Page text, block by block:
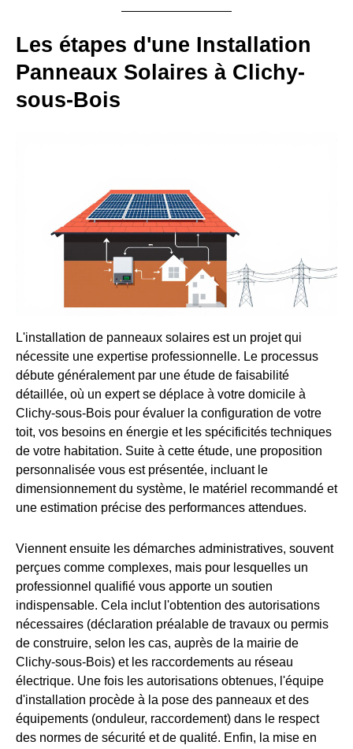
Les étapes d'une Installation
Panneaux Solaires à Clichy-
sous-Bois
L'installation de panneaux solaires est un projet qui
nécessite une expertise professionnelle. Le processus
débute généralement par une étude de faisabilité
détaillée, où un expert se déplace à votre domicile à
Clichy-sous-Bois pour évaluer la configuration de votre
toit, vos besoins en énergie et les spécificités techniques
de votre habitation. Suite à cette étude, une proposition
personnalisée vous est présentée, incluant le
dimensionnement du système, le matériel recommandé et
une estimation précise des performances attendues.
Viennent ensuite les démarches administratives, souvent
perçues comme complexes, mais pour lesquelles un
professionnel qualifié vous apporte un soutien
indispensable. Cela inclut l'obtention des autorisations
nécessaires (déclaration préalable de travaux ou permis
de construire, selon les cas, auprès de la mairie de
Clichy-sous-Bois) et les raccordements au réseau
électrique. Une fois les autorisations obtenues, l'équipe
d'installation procède à la pose des panneaux et des
équipements (onduleur, raccordement) dans le respect
des normes de sécurité et de qualité. Enfin, la mise en